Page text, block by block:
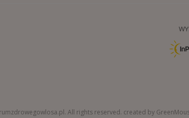
All rights reserved. created by